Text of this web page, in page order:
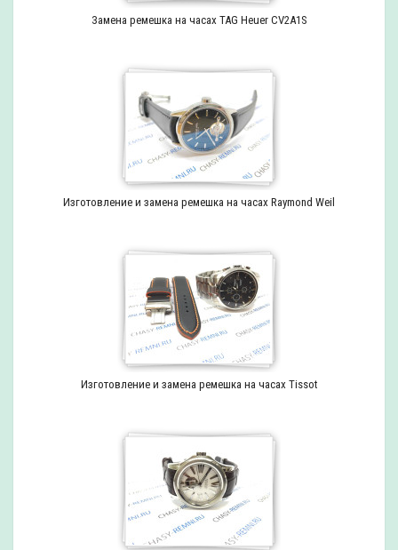
Замена ремешка на часах TAG Heuer CV2A1S
Изготовление и замена ремешка на часах Raymond Weil
Изготовление и замена ремешка на часах Tissot